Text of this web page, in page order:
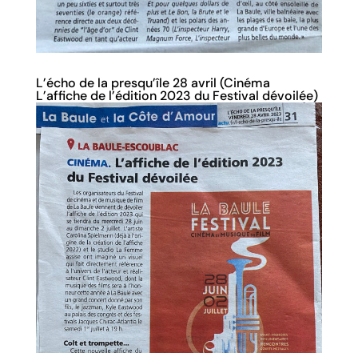
L’écho de la presqu’île 28 avril (Cinéma
L’affiche de l’édition 2023 du Festival dévoilée)